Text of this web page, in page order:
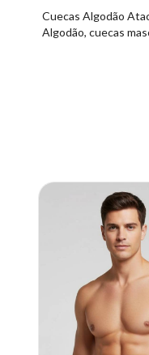
Cuecas Algodão
Algodão, cuecas